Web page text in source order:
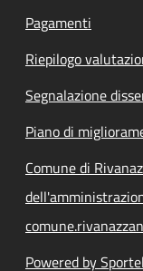
Pagamenti
Riepilogo
Segnalazione
Piano di
Comune di
Powered by